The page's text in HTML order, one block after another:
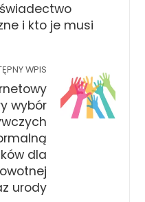
i kto je musi
WPIS
wybór
dla
urody